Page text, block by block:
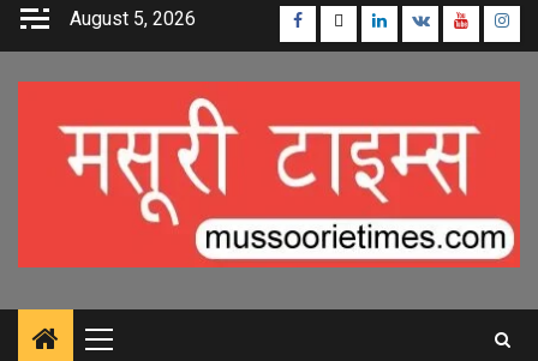
Skip
August 5, 2026 Facebook
TwitterLinkedin
VK Youtube
Primary